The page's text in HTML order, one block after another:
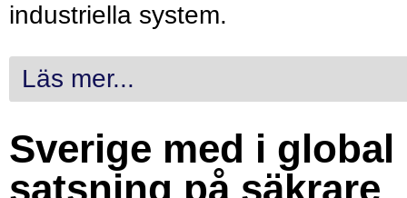
industriella system.
Läs mer...
Sverige med i global
satsning på säkrare